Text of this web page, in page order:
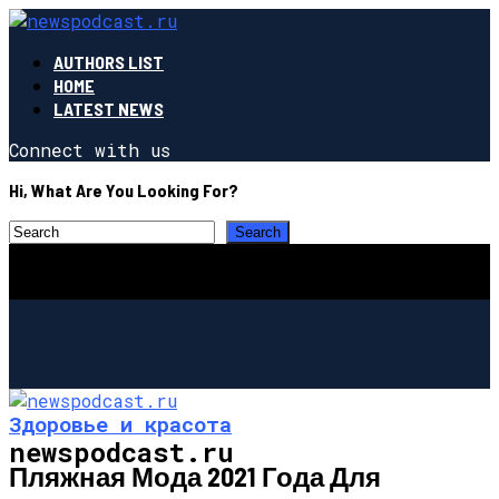
AUTHORS LIST
HOME
LATEST NEWS
Connect with us
Hi, What Are You Looking For?
newspodcast.ru
Здоровье и красота
Пляжная Мода 2021 Года Для